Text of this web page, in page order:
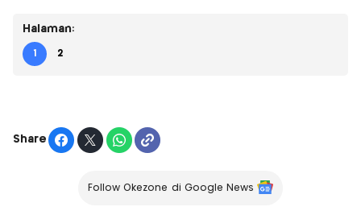
Halaman:
1 2
Share
Follow Okezone di Google News